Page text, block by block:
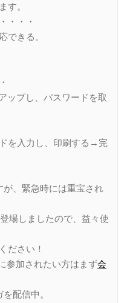
す。
・・・
できる。
ップし、パスワードを取
を入力し、印刷する→完
、緊急時には重宝され
場しましたので、益々使
ださい！
参加されたい方はまず会
配信中。